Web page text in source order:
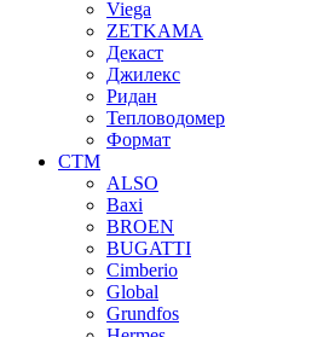
Viega
ZETKAMA
Декаст
Джилекс
Ридан
Тепловодомер
Формат
СТМ
ALSO
Baxi
BROEN
BUGATTI
Cimberio
Global
Grundfos